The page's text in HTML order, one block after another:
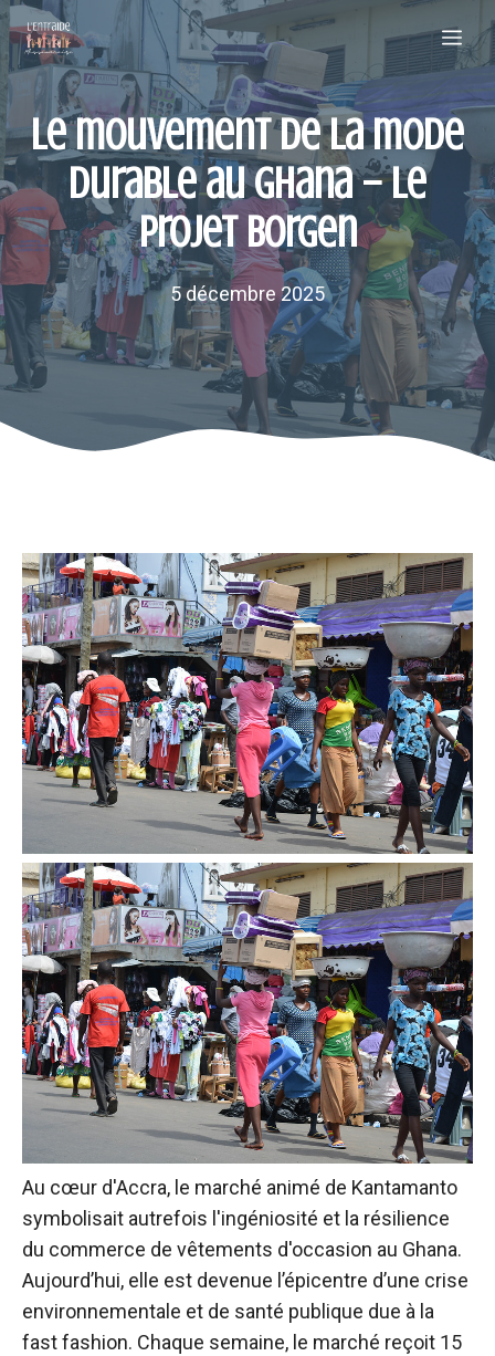
Aller
au
contenu
Le mouvement de la mode
durable au Ghana – Le
projet Borgen
5 décembre 2025
Au cœur d'Accra, le marché animé de Kantamanto
symbolisait autrefois l'ingéniosité et la résilience
du commerce de vêtements d'occasion au Ghana.
Aujourd’hui, elle est devenue l’épicentre d’une crise
environnementale et de santé publique due à la
fast fashion. Chaque semaine, le marché reçoit 15